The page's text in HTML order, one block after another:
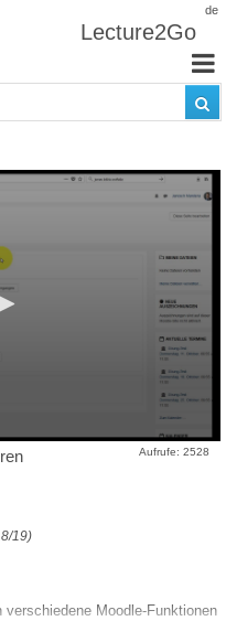
de
Lecture2Go
Aufrufe: 2528
19)
Moodle-Funktionen